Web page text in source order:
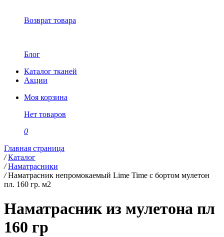
Возврат товара
Блог
Каталог тканей
Акции
Моя корзина
Нет товаров
0
Главная страница
/ Каталог
/ Наматрасники
/ Наматрасник непромокаемый Lime Time с бортом мулетон
пл. 160 гр. м2
Наматрасник из мулетона пл
160 гр